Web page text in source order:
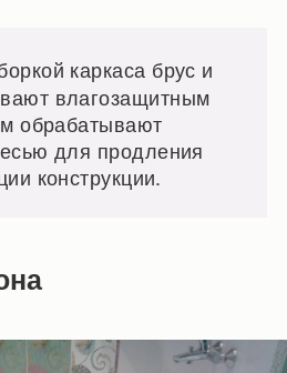
каркаса брус и
влагозащитным
обрабатывают
для продления
конструкции.